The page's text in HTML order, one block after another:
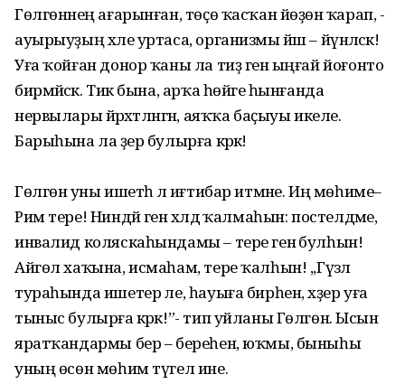
Гөлгөнәнең ағарынған, төҫө ҡасҡан йөҙөнә ҡарап, -
ауырыуҙың хәле уртаса, организмы йәш – йүнәләсәк!
Уға ҡойған донор ҡаны ла тиҙ генә ыңғай йоғонто
бирмәйәсәк. Тик бына, арҡа һөйәге һынғанда
нервылары йәрәхәтләнгән, аяҡҡа баҫыуы икеле.
Барыһына ла әҙер булырға кәрәк!
Гөлгөнә уны ишетһә лә иғтибар итмәне. Иң мөһиме–
Рим тере! Ниндәй генә хәлдә ҡалмаһын: постелдәме,
инвалид коляскаһындамы – тере генә булһын!
Айгөл хаҡына, исмаһам, тере ҡалһын! ,,Гүзәл
тураһында ишетер әле, һауыға бирһен, хәҙер уға
тыныс булырға кәрәк!”- тип уйланы Гөлгөнә. Ысын
яратҡандармы бер – береһен, юҡмы, быныһы
уның өсөн мөһим түгел ине.